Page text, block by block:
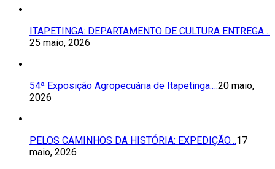
ITAPETINGA: DEPARTAMENTO DE CULTURA ENTREGA…
25 maio, 2026
54ª Exposição Agropecuária de Itapetinga:…20 maio,
2026
PELOS CAMINHOS DA HISTÓRIA: EXPEDIÇÃO…17
maio, 2026